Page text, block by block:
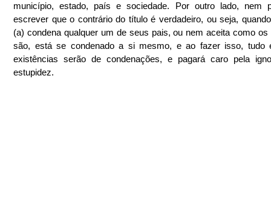
município, estado, país e sociedade. Por outro lado, nem
escrever que o contrário do título é verdadeiro, ou seja,
(a) condena qualquer um de seus pais, ou nem aceita como
são, está se condenado a si mesmo, e ao fazer isso, tudo
existências serão de condenações, e pagará caro pela
estupidez.